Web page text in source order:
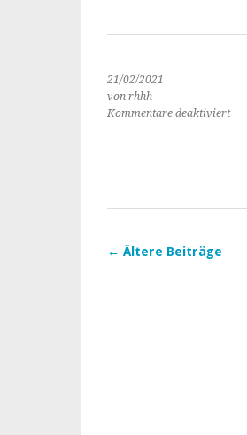
21/02/2021
von rhhh
Kommentare deaktiviertfür
← Ältere Beiträge